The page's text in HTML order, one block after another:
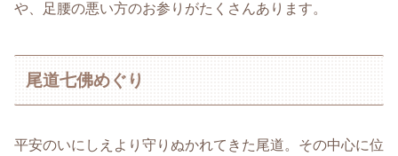
や、足腰の悪い方のお参りがたくさんあります。
尾道七佛めぐり
平安のいにしえより守りぬかれてきた尾道。その中心に位